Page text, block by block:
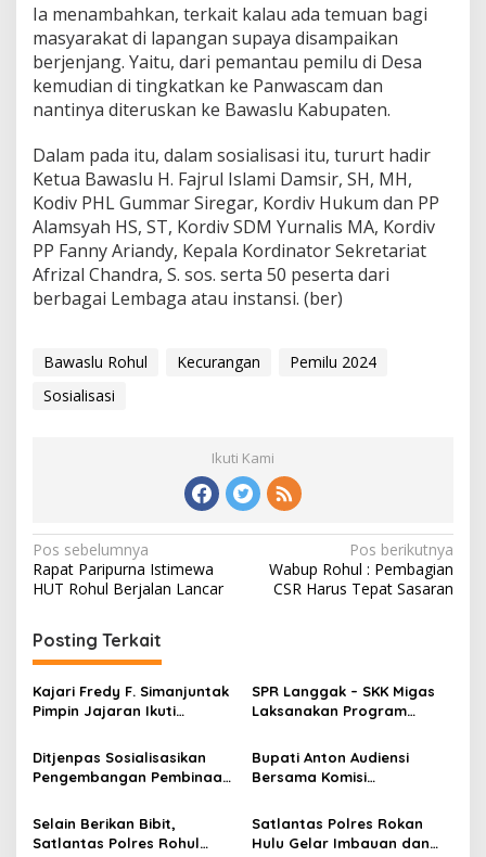
Ia menambahkan, terkait kalau ada temuan bagi
masyarakat di lapangan supaya disampaikan
berjenjang. Yaitu, dari pemantau pemilu di Desa
kemudian di tingkatkan ke Panwascam dan
nantinya diteruskan ke Bawaslu Kabupaten.
Dalam pada itu, dalam sosialisasi itu, tururt hadir
Ketua Bawaslu H. Fajrul Islami Damsir, SH, MH,
Kodiv PHL Gummar Siregar, Kordiv Hukum dan PP
Alamsyah HS, ST, Kordiv SDM Yurnalis MA, Kordiv
PP Fanny Ariandy, Kepala Kordinator Sekretariat
Afrizal Chandra, S. sos. serta 50 peserta dari
berbagai Lembaga atau instansi. (ber)
Bawaslu Rohul Kecurangan
Pemilu 2024
Sosialisasi
Ikuti Kami
Navigasi
pos
Pos sebelumnya
Rapat Paripurna Istimewa
HUT Rohul Berjalan Lancar
Pos berikutnya
Wabup Rohul : Pembagian
CSR Harus Tepat Sasaran
Posting Terkait
Kajari Fredy F. Simanjuntak
Pimpin Jajaran Ikuti
Kesehatan
SPR Langgak – SKK Migas
Laksanakan Program
Sosialisasi Industri Hulu
Migas di Universitas
Ditjenpas Sosialisasikan
Pengembangan Pembinaan
Keamanan dan
Pengamanan
Bupati Anton Audiensi
Bersama Komisi
Provinsi Riau
Selain Berikan Bibit,
Satlantas Polres Rohul
Satlantas Polres Rokan
Hulu Gelar Imbauan dan